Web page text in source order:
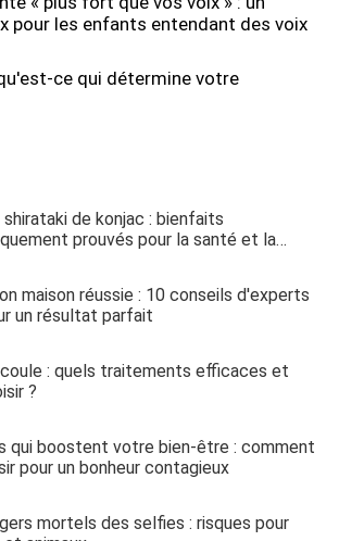
pour les enfants entendant des voix
ce qui détermine votre
shirataki de konjac : bienfaits
prouvés pour la santé et la
maison réussie : 10 conseils d'experts
un résultat parfait
: quels traitements efficaces et
?
qui boostent votre bien-être : comment
pour un bonheur contagieux
mortels des selfies : risques pour